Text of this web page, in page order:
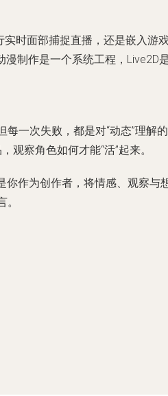
时面部捕捉直播，还是嵌入游
制作是一个系统工程，Live2D
一次失败，都是对“动态”理解
察角色如何才能“活”起来。
作为创作者，将情感、观察与